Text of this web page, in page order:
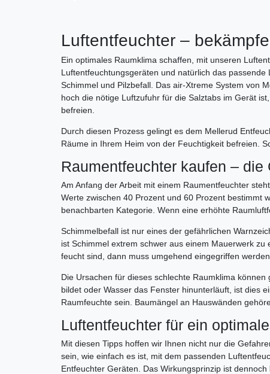
Luftentfeuchter –
Ein optimales Raumklima schaffen, mit unseren
Luftentfeuchtungsgeräten und natürlich das
Schimmel und Pilzbefall. Das air-Xtreme System von
hoch die nötige Luftzufuhr für die Salztabs im Gerät
befreien.
Durch diesen Prozess gelingt es dem Mellerud
Räume in Ihrem Heim von der Feuchtigkeit befreien.
Raumentfeuchter kaufen –
Am Anfang der Arbeit mit einem Raumentfeuchter
Werte zwischen 40 Prozent und 60 Prozent bestimmt
benachbarten Kategorie. Wenn eine erhöhte
Schimmelbefall ist nur eines der gefährlichen
ist Schimmel extrem schwer aus einem Mauerwerk
feucht sind, dann muss umgehend eingegriffen werden.
Die Ursachen für dieses schlechte Raumklima
bildet oder Wasser das Fenster hinunterläuft, ist dies
Raumfeuchte sein. Baumängel an Hauswänden
Luftentfeuchter für ein
Mit diesen Tipps hoffen wir Ihnen nicht nur die
sein, wie einfach es ist, mit dem passenden
Entfeuchter Geräten. Das Wirkungsprinzip ist